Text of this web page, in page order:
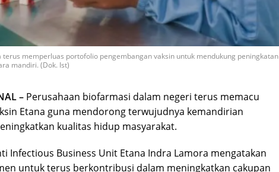
memperluas portofolio pengembangan vaksin untuk mendukung peningkatan
mandiri. (Dok. Ist)
– Perusahaan biofarmasi dalam negeri terus memacu
Etana guna mendorong terwujudnya kemandirian
kualitas hidup masyarakat.
Infectious Business Unit Etana Indra Lamora mengatakan
untuk terus berkontribusi dalam meningkatkan cakupan